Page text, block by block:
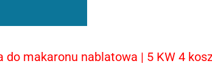
do makaronu nablatowa | 5 KW 4